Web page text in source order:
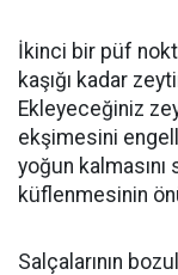
İkinci bir püf
kaşığı kadar
Ekleyeceğiniz
ekşimesini
yoğun kalmasını
küflenmesinin
Salçalarının